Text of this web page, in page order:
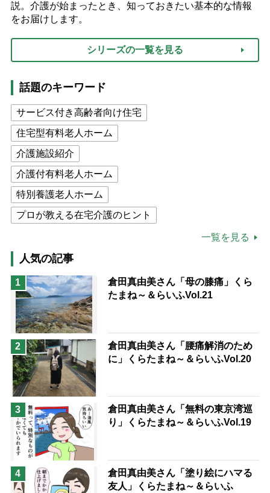
説。介護が始まったとき、知っておきたい基本的な情報
をお届けします。
シリーズの一覧を見る
話題のキーワード
サービス付き高齢者向け住宅
住宅型有料老人ホーム
介護施設紹介
介護付有料老人ホーム
特別養護老人ホーム
プロが教える在宅介護のヒント
高木ブー
ケアマネジャー
猫が母になつきません
息子の遠距離介護サバイバル術
兄がボケました
予防法
一覧を見る
人気の記事
1
倉田真由美さん「母の膝痛」くら
たまね～＆らいふVol.21
2
倉田真由美さん「腰痛解消のため
に」くらたまね～＆らいふVol.20
3
倉田真由美さん「無料の東京湾巡
り」くらたまね～＆らいふVol.19
4
倉田真由美さん「塗り絵にハマる
友人」くらたまね～＆らいふ